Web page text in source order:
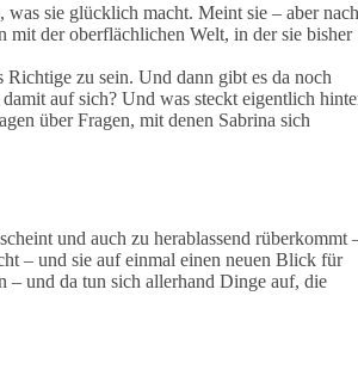
was sie glücklich macht. Meint sie – aber nach
mit der oberflächlichen Welt, in der sie bisher
zu sein. Und dann gibt es da noch
auf sich? Und was steckt eigentlich
über Fragen, mit denen Sabrina sich
und auch zu herablassend rüberkommt
– und sie auf einmal einen neuen Blick für
– und da tun sich allerhand Dinge auf, die